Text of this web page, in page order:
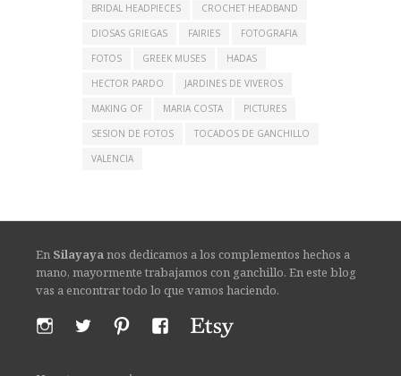
BRIDAL HEADPIECES
CROCHET HEADBAND
DIOSAS GRIEGAS
FAIRIES
FOTOGRAFIA
FOTOS
GREEK MUSES
HADAS
HECTOR PARDO
JARDINES DE VIVEROS
MAKING OF
MARIA COSTA
PICTURES
SESION DE FOTOS
TOCADOS DE GANCHILLO
VALENCIA
En Silayayanos dedicamos a los complementos hechos a
mano, mayormente trabajamos con ganchillo. En este blog
vas a encontrar todo lo que vamos haciendo.